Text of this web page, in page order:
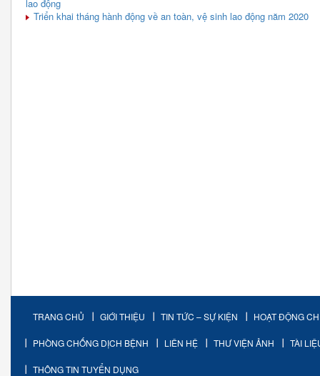
lao động
Triển khai tháng hành động về an toàn, vệ sinh lao động năm 2020
TRANG CHỦ GIỚI THIỆU TIN TỨC – SỰ KIỆN HOẠT ĐỘNG
PHÒNG CHỐNG DỊCH BỆNH LIÊN HỆ THƯ VIỆN ẢNH TÀI
THÔNG TIN TUYỂN DỤNG